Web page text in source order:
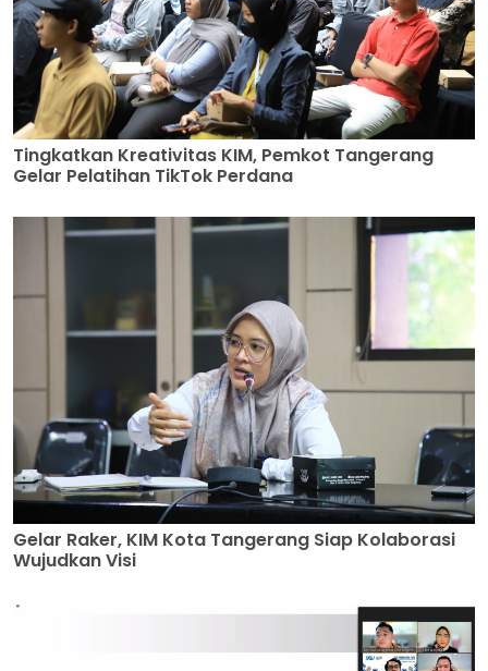
Tingkatkan Kreativitas KIM, Pemkot Tangerang
Gelar Pelatihan TikTok Perdana
Gelar Raker, KIM Kota Tangerang Siap Kolaborasi
Wujudkan Visi